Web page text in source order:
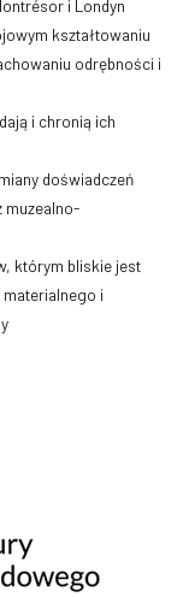
i Londyn
kształtowaniu
odrębności i
i chronią ich
doświadczeń
muzealno-
którym bliskie jest
i